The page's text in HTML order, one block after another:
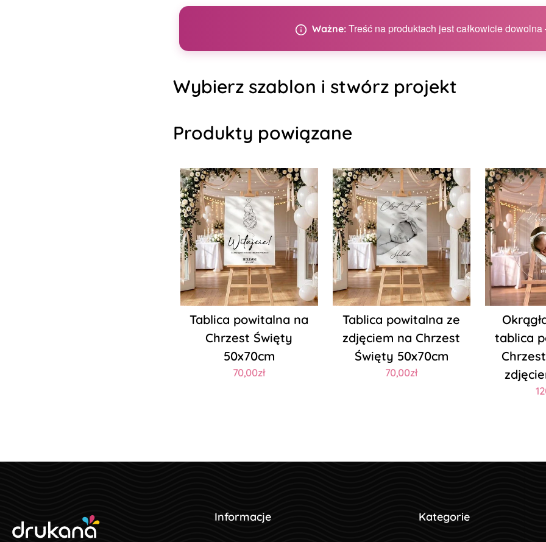
Ważne:Treść na produktach jest całkowicie
Wybierz szablon i stwórz projekt
Produkty powiązane
Tablica powitalna na
Chrzest Święty
50x70cm
70,00zł
Tablica powitalna ze
zdjęciem na Chrzest
Święty 50x70cm
70,00zł
tablica
Informacje Kategorie